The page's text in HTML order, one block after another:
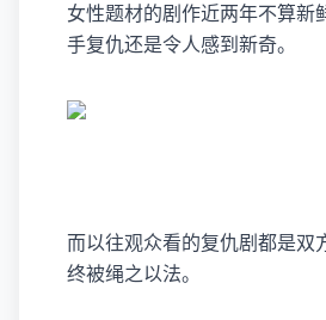
女性题材的剧作近两年不算新
手复仇还是令人感到新奇。
而以往观众看的复仇剧都是双
终被绳之以法。